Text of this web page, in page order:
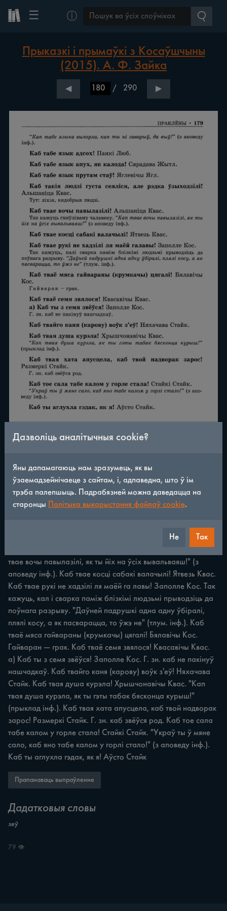
☰ ⓘ
Прыказкі і прымаўкі з Косаўшчыны
(2015). А. Ф. Зайка
◀ / 290 ▶
ПРАКЛЁНЫ 179 "Кап табе языка выперла, кап ты ні
гаварыр, да выў!" (з аповеду інф.). Каб табе язык адсох!
Панкі Люб. Каб табе язык апух, як кал од а! Сярадава
Тут: ліхія, нядобрыя людзі. Каб твае вочы павылазілі!
твае вочы павылазілі, як ты йіх на ўсіх вывальваяш!" (з
аповеду інф.). Каб твае косці сабакі валачылі! Ятвезь Квас.
Каб твае рукі не хадзілі ля маёй га лавы! Заполле Кос. Так
кажуць, кал i сварка паміж блізкімі людзьмі прыводзіць да
поўнага разрыву. "Даўней падрушкі адна адну ўбіралі,
плялі косу, а як пасварацца, то ўжэ не" (тлум. інф.). Каб
тваё мяса гайвараны (крумкачы) цягалі! Бялавічы Кос.
Гайваран — грак. Каб тваё семя звялося! Квасавічы Квас.
а) Каб ты з семя звёўся! Заполле Кос. Г. зн. каб не пакінуў
нашчадкаў. Каб твайго каня (карову) воўк з'еў! Няхачава
Стайк. Каб твая душа курэла! Хрышчонавічы Квас. "Кап
твая душа курэла, як ты гэты табак бясконца курыш!"
(прыклад інф.). Каб твая хата апусцела, каб твой надворак
зарос! Размеркі Стайк. Г. зн. каб звёўся род. Каб тое сала
табе калом у горле стала! Стайкі Стайк. "Украў ты ў мяне
сало, каб яно табе калом у горлі стало!" (з аповеду інф.).
Каб ты аглухла гэдак, як я! Аўсто Стайк
Прапанаваць выпраўленне
Дадатковыя словы
зеў
79 👁
Дазволіць аналітычныя cookie?
Яны дапамагаюць нам зразумець, як вы
ўзаемадзейнічаеце з сайтам, і, адпаведна, што ў ім
трэба палепшыць. Падрабязней можна даведацца на
старонцы Палітыка выкарыстання файлаў cookie.
Не Так